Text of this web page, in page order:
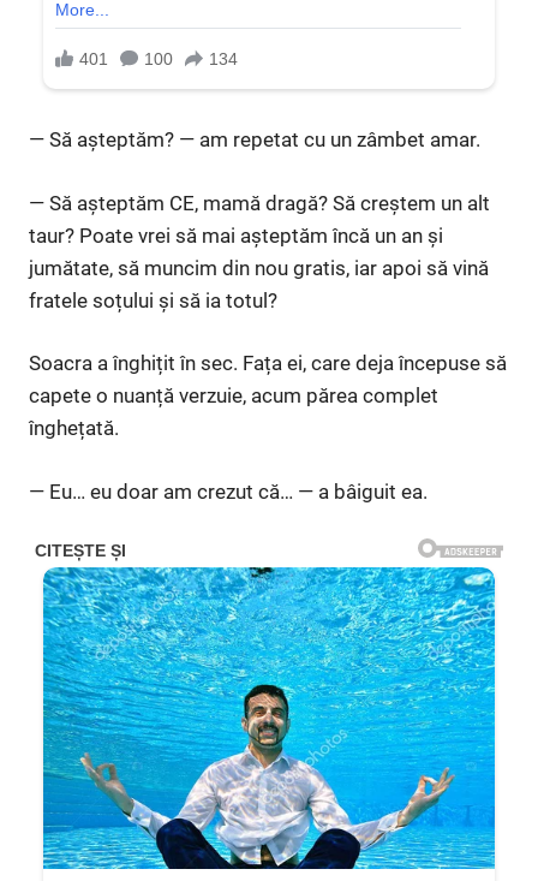
— Să așteptăm? — am repetat cu un zâmbet amar.
— Să așteptăm CE, mamă dragă? Să creștem un alt
taur? Poate vrei să mai așteptăm încă un an și
jumătate, să muncim din nou gratis, iar apoi să vină
fratele soțului și să ia totul?
Soacra a înghițit în sec. Fața ei, care deja începuse să
capete o nuanță verzuie, acum părea complet
înghețată.
— Eu… eu doar am crezut că… — a bâiguit ea.